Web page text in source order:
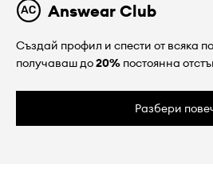
Answear Club
Създай профил и спести от всяка
получаваш до20% постоянна
Разбери